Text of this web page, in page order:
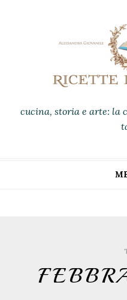
cucina, storia e arte: la